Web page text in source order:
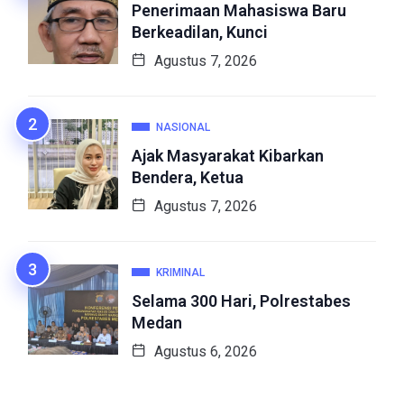
Penerimaan Mahasiswa Baru
Berkeadilan, Kunci
Agustus 7, 2026
NASIONAL
Ajak Masyarakat Kibarkan
Bendera, Ketua
Agustus 7, 2026
KRIMINAL
Selama 300 Hari, Polrestabes
Medan
Agustus 6, 2026